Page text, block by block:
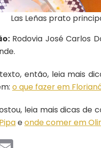
Las Leñas prato
Rodovia José Carlos
então, leia mais
o que fazer em
leia mais dicas de
eonde comer em